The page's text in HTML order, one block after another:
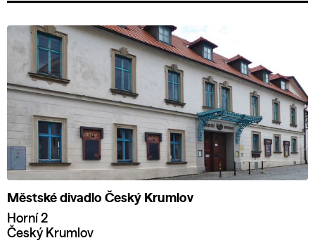
Městské divadlo Český Krumlov
Horní 2
Český Krumlov